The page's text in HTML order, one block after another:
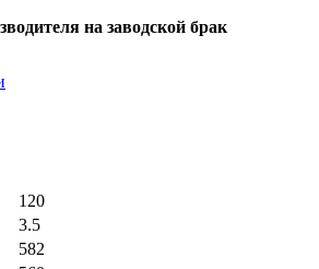
на заводской брак
120
3.5
582